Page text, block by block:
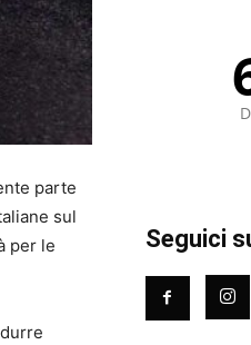
parte
sul
per le
Seguici